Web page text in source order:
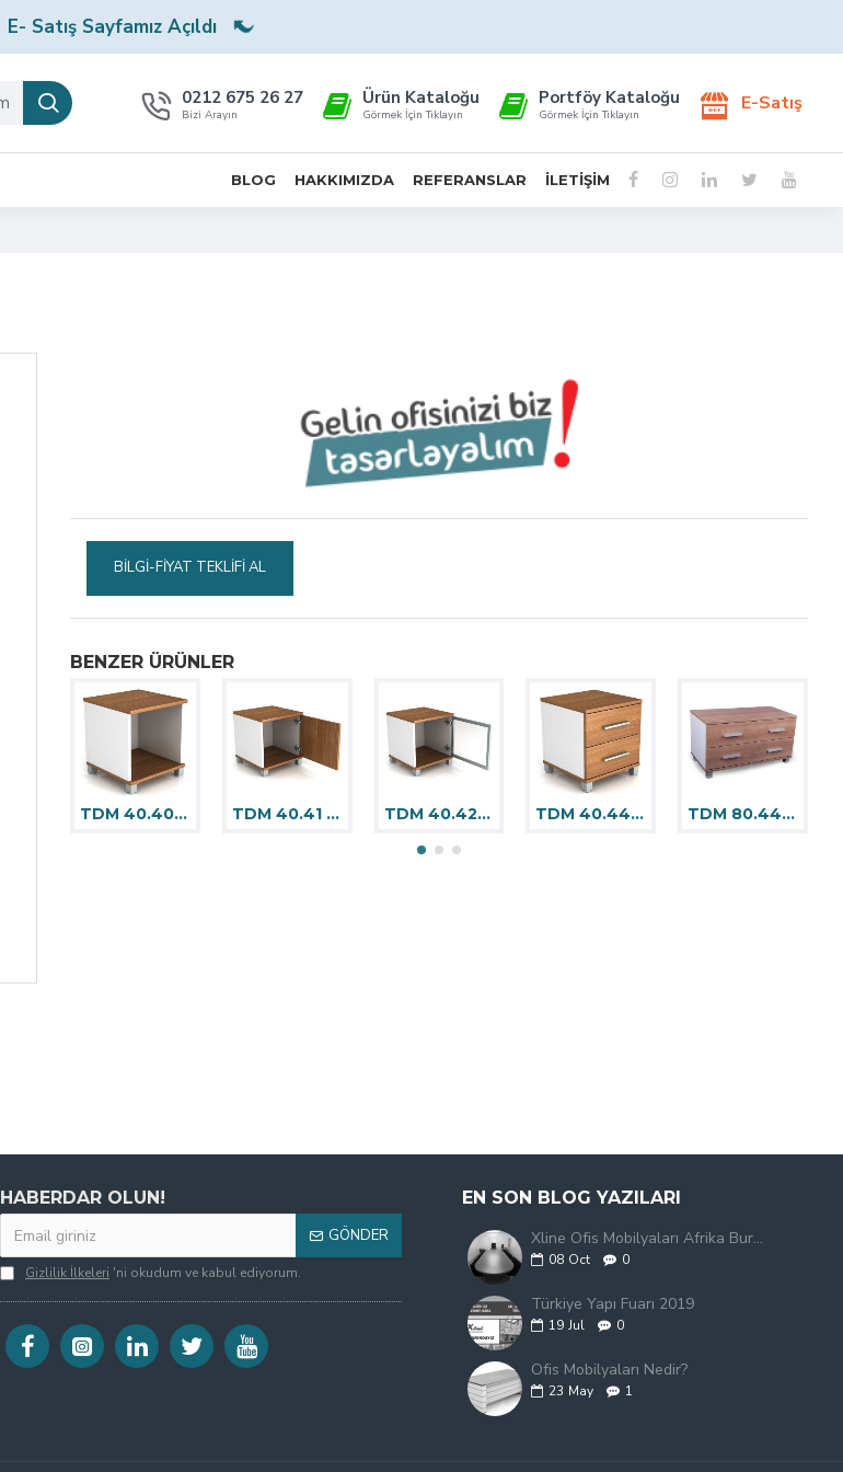
E- Satış Sayfamız Açıldı
0212 675 26 27
Bizi Arayın
Ürün Kataloğu
Görmek İçin Tıklayın
Portföy Kataloğu
Görmek İçin Tıklayın E-Satış
BLOG HAKKIMIZDA REFERANSLAR İLETIŞIM
BILGI-FIYAT TEKLIFI AL
BENZER ÜRÜNLER
TDM 40.40 Dolap TDM 40.41 Dolap TDM 40.42 Dolap TDM 40.44 Dolap TDM 80.44 Dolap
HABERDAR OLUN!
GÖNDER
Gizlilik İlkeleri 'ni okudum ve kabul ediyorum.
EN SON BLOG YAZILARI
Xline Ofis Mobilyaları Afrika Burkina Faso'da
08 Oct 0
Türkiye Yapı Fuarı 2019
19 Jul 0
Ofis Mobilyaları Nedir?
23 May 1